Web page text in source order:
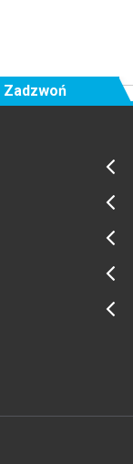
Zadzwoń